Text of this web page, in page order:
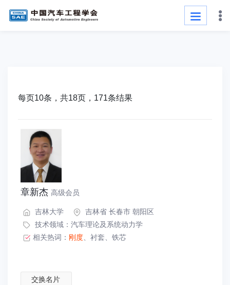
每页10条，共18页，171条结果
章新杰 高级会员
吉林大学
吉林省 长春市 朝阳区
技术领域： 汽车理论及系统动力学
相关热词： 刚度、 衬套、 铁芯
交换名片